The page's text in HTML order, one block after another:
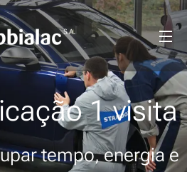
1 visita
tempo, energia e